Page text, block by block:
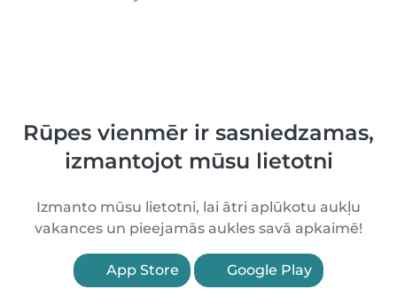
Rūpes vienmēr ir sasniedzamas,
izmantojot mūsu lietotni
Izmanto mūsu lietotni, lai ātri aplūkotu aukļu
vakances un pieejamās aukles savā apkaimē!
App Store Google Play